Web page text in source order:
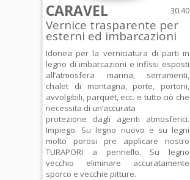
30.40
CARAVEL
Vernice trasparente per
esterni ed imbarcazioni
Idonea per la verniciatura di parti in
legno di imbarcazioni e infissi esposti
all’atmosfera marina, serramenti,
chalet di montagna, porte, portoni,
avvolgibili, parquet, ecc. e tutto ciò che
necessita di un’accurata
protezione dagli agenti atmosferici.
Impiego. Su legno nuovo e su legni
molto porosi pre applicare nostro
TURAPORI a pennello. Su legno
vecchio eliminare accuratamente
sporco e vecchie pitture.